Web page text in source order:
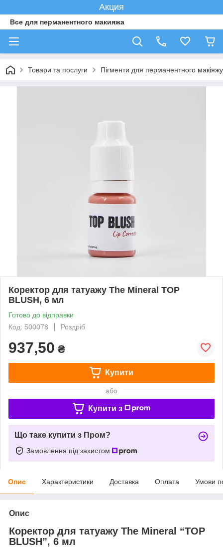
Акция
Все для перманентного макияжа
Товари та послуги Пігменти для перманентного макіяжу
Коректор для татуажу The Mineral TOP
BLUSH, 6 мл
Готово до відправки
Код: 500078
Роздріб
937,50 ₴
Купити
або
Купити з
Що таке купити з Пром?
Замовлення під захистом
Опис Характеристики Доставка Оплата Умови
Опис
Коректор для татуажу The Mineral “TOP
BLUSH”, 6 мл